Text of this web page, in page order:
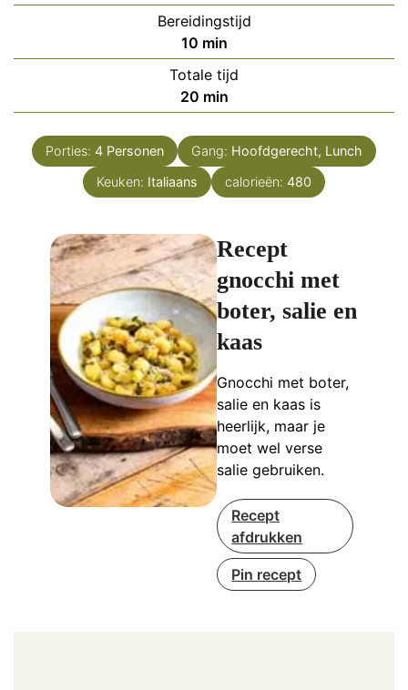
Bereidingstijd
10minuten
min
Totale tijd
20minuten
min
Porties: 4 Personen Gang: Hoofdgerecht, Lunch
Keuken: Italiaans calorieën: 480
Recept
gnocchi met
boter, salie en
kaas
Gnocchi met boter,
salie en kaas is
heerlijk, maar je
moet wel verse
salie gebruiken.
Recept
afdrukken
Pin recept